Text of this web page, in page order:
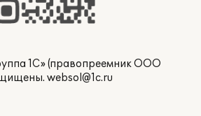
1С» (правопреемник ООО
websol@1c.ru